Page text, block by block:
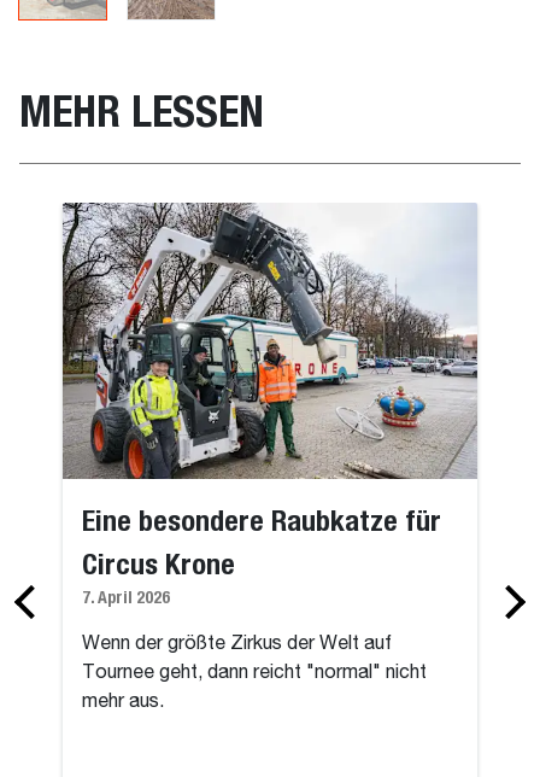
MEHR LESSEN
Eine besondere Raubkatze für
Circus Krone
7. April 2026
Wenn der größte Zirkus der Welt auf
Tournee geht, dann reicht "normal" nicht
mehr aus.